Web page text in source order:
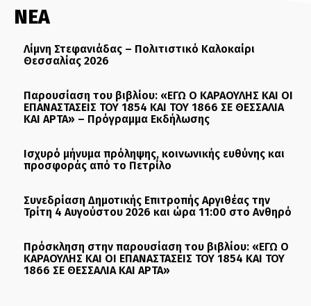
ΝΕΑ
Λίμνη Στεφανιάδας – Πολιτιστικό Καλοκαίρι
Θεσσαλίας 2026
Παρουσίαση του βιβλίου: «ΕΓΩ Ο ΚΑΡΑΟΥΛΗΣ ΚΑΙ ΟΙ
ΕΠΑΝΑΣΤΑΣΕΙΣ ΤΟΥ 1854 ΚΑΙ ΤΟΥ 1866 ΣΕ ΘΕΣΣΑΛΙΑ
ΚΑΙ ΑΡΤΑ» – Πρόγραμμα Εκδήλωσης
Ισχυρό μήνυμα πρόληψης, κοινωνικής ευθύνης και
προσφοράς από το Πετρίλο
Συνεδρίαση Δημοτικής Επιτροπής Αργιθέας την
Τρίτη 4 Αυγούστου 2026 και ώρα 11:00 στο Ανθηρό
Πρόσκληση στην παρουσίαση του βιβλίου: «ΕΓΩ Ο
ΚΑΡΑΟΥΛΗΣ ΚΑΙ ΟΙ ΕΠΑΝΑΣΤΑΣΕΙΣ ΤΟΥ 1854 ΚΑΙ ΤΟΥ
1866 ΣΕ ΘΕΣΣΑΛΙΑ ΚΑΙ ΑΡΤΑ»